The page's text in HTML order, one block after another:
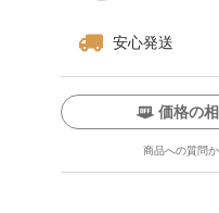
安心発送
価格の
商品への質問